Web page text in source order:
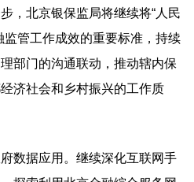
，北京银保监局将继续将“人民
监管工作成效的重要标准，持续
部门的沟通联动，推动辖内保
济社会和乡村振兴的工作质
数据应用。继续深化互联网手